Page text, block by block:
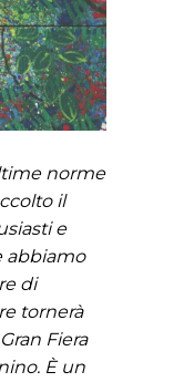
norme
il
e
abbiamo
di
tornerà
Fiera
È un